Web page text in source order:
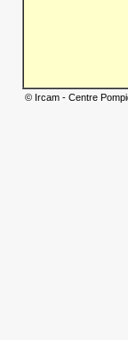
© Ircam - Centre